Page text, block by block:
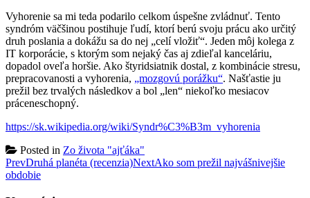
Vyhorenie sa mi teda podarilo celkom úspešne zvládnuť. Tento
syndróm väčšinou postihuje ľudí, ktorí berú svoju prácu ako určitý
druh poslania a dokážu sa do nej „celí vložiť“. Jeden môj kolega z
IT korporácie, s ktorým som nejaký čas aj zdieľal kanceláriu,
dopadol oveľa horšie. Ako štyridsiatnik dostal, z kombinácie stresu,
prepracovanosti a vyhorenia, „mozgovú porážku“. Našťastie ju
prežil bez trvalých následkov a bol „len“ niekoľko mesiacov
práceneschopný.
https://sk.wikipedia.org/wiki/Syndr%C3%B3m_vyhorenia
Posted in Zo života "ajťáka"
Post
navigation
PrevDruhá planéta (recenzia)NextAko som prežil najvášnivejšie
obdobie